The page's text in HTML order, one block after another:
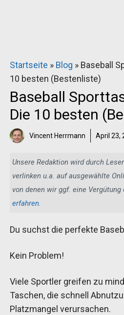
Startseite » Blog » Baseball
10 besten (Bestenliste)
Baseball
Die 10 besten
Vincent Herrmann April 23,
Unsere Redaktion wird durch
verlinken u.a. auf ausgewählte
von denen wir ggf. eine Vergütung
erfahren.
Du suchst die perfekte
Kein Problem!
Viele Sportler greifen zu
Taschen, die schnell
Platzmangel verursachen.